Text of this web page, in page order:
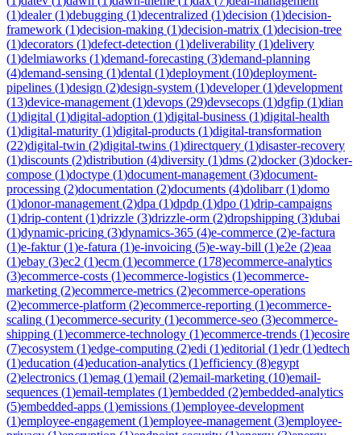
(1)dealer(1)debugging (1)decentralized (1)decision (1)decision-
framework (1)decision-making (1)decision-matrix (1)decision-tree
(1)decorators (1)defect-detection (1)deliverability (1)delivery
(1)delmiaworks (1)demand-forecasting (3)demand-planning
(4)demand-sensing (1)dental (1)deployment (10)deployment-
pipelines (1)design (2)design-system (1)developer(1)development
(13)device-management (1)devops (29)devsecops (1)dgfip (1)dian
(1)digital (1)digital-adoption (1)digital-business (1)digital-health
(1)digital-maturity (1)digital-products (1)digital-transformation
(22)digital-twin (2)digital-twins (1)directquery (1)disaster-recovery
(1)discounts (2)distribution (4)diversity (1)dms (2)docker(3)docker-
compose (1)doctype (1)document-management (3)document-
processing (2)documentation (2)documents (4)dolibarr(1)domo
(1)donor-management (2)dpa (1)dpdp (1)dpo (1)drip-campaigns
(1)drip-content (1)drizzle (3)drizzle-orm (2)dropshipping (3)dubai
(1)dynamic-pricing (3)dynamics-365 (4)e-commerce (2)e-factura
(1)e-faktur(1)e-fatura (1)e-invoicing (5)e-way-bill (1)e2e (2)eaa
(1)ebay (3)ec2 (1)ecm (1)ecommerce (178)ecommerce-analytics
(3)ecommerce-costs (1)ecommerce-logistics (1)ecommerce-
marketing (2)ecommerce-metrics (2)ecommerce-operations
(2)ecommerce-platform (2)ecommerce-reporting (1)ecommerce-
scaling (1)ecommerce-security (1)ecommerce-seo (3)ecommerce-
shipping (1)ecommerce-technology (1)ecommerce-trends (1)ecosire
(7)ecosystem (1)edge-computing (2)edi (1)editorial (1)edr(1)edtech
(1)education (4)education-analytics (1)efficiency (8)egypt
(2)electronics (1)emag (1)email (2)email-marketing (10)email-
sequences (1)email-templates (1)embedded (2)embedded-analytics
(5)embedded-apps (1)emissions (1)employee-development
(1)employee-engagement (1)employee-management (3)employee-